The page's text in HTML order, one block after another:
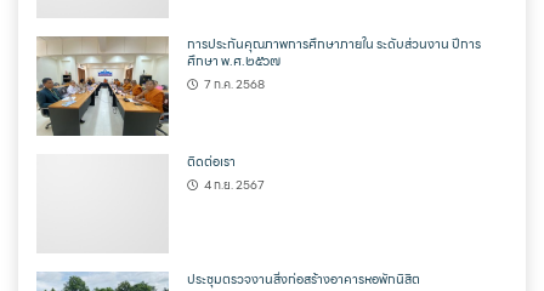
การประกันคุณภาพการศึกษาภายใน ระดับส่วนงาน ปีการ
ศึกษา พ.ศ.๒๕๖๗
7 ก.ค. 2568
ติดต่อเรา
4 ก.ย. 2567
ประชุมตรวจงานสิ่งก่อสร้างอาคารหอพักนิสิต